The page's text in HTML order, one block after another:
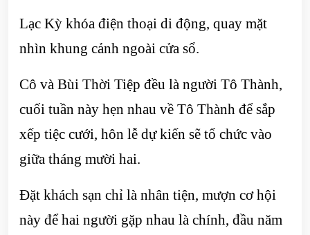
Lạc Kỳ khóa điện thoại di động, quay mặt
nhìn khung cảnh ngoài cửa sổ.
Cô và Bùi Thời Tiệp đều là người Tô Thành,
cuối tuần này hẹn nhau về Tô Thành để sắp
xếp tiệc cưới, hôn lễ dự kiến sẽ tổ chức vào
giữa tháng mười hai.
Đặt khách sạn chỉ là nhân tiện, mượn cơ hội
này để hai người gặp nhau là chính, đầu năm